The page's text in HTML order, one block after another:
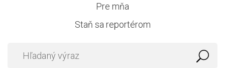
Pre mňa
Staň sa reportérom